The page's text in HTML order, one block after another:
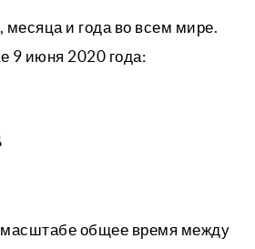
месяца и года во всем мире.
9 июня 2020 года:
общее время между